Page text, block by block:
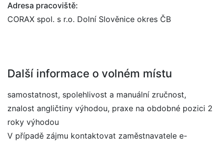
Adresa pracoviště:
CORAX spol. s r.o. Dolní Slověnice okres ČB
Další informace o volném místu
samostatnost, spolehlivost a manuální zručnost,
znalost angličtiny výhodou, praxe na obdobné pozici 2
roky výhodou
V případě zájmu kontaktovat zaměstnavatele e-